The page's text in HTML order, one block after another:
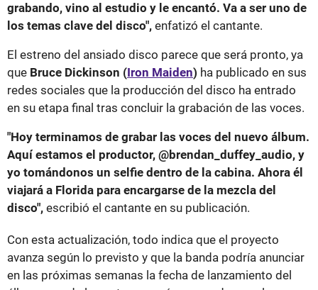
grabando, vino al estudio y le encantó. Va a ser uno de
los temas clave del disco", enfatizó el cantante.
El estreno del ansiado disco parece que será pronto, ya
que Bruce Dickinson (Iron Maiden) ha publicado en sus
redes sociales que la producción del disco ha entrado
en su etapa final tras concluir la grabación de las voces.
"Hoy terminamos de grabar las voces del nuevo álbum.
Aquí estamos el productor, @brendan_duffey_audio, y
yo tomándonos un selfie dentro de la cabina. Ahora él
viajará a Florida para encargarse de la mezcla del
disco", escribió el cantante en su publicación.
Con esta actualización, todo indica que el proyecto
avanza según lo previsto y que la banda podría anunciar
en las próximas semanas la fecha de lanzamiento del